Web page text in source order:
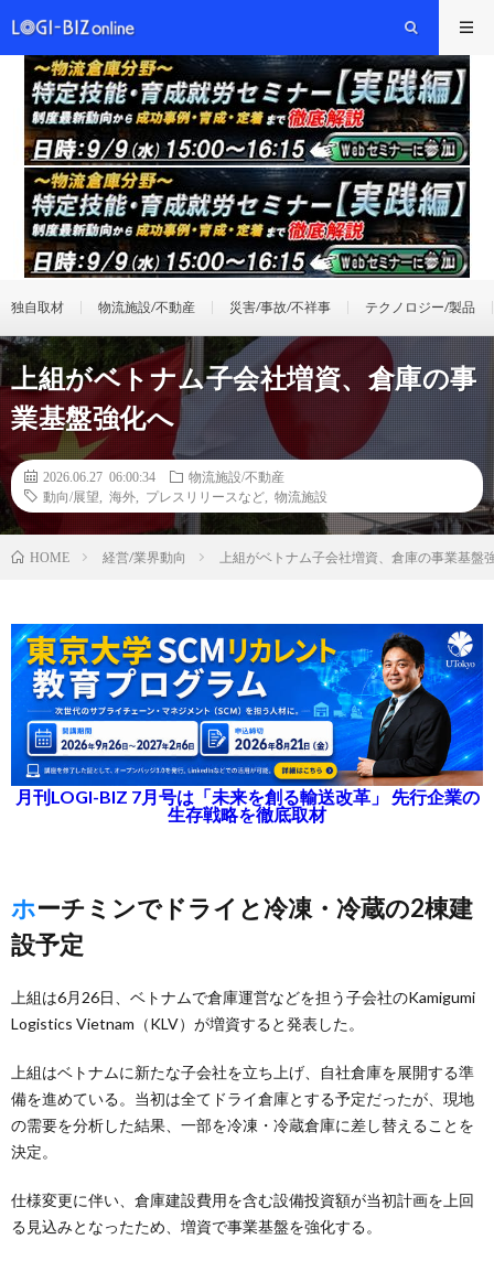
独自取材 物流施設/不動産 災害/事故/不祥事 テクノロジー/製品
上組がベトナム子会社増資、倉庫の事
業基盤強化へ
2026.06.27 06:00:34
物流施設/不動産
動向/展望
海外 プレスリリースなど 物流施設
HOME 経営/業界動向 上組がベトナム子会社増資、倉庫の事業基盤
月刊LOGI-BIZ 7月号は「未来を創る輸送改革」 先行企業の
生存戦略を徹底取材
ホーチミンでドライと冷凍・冷蔵の2棟建
設予定
上組は6月26日、ベトナムで倉庫運営などを担う子会社のKamigumi
Logistics Vietnam（KLV）が増資すると発表した。
上組はベトナムに新たな子会社を立ち上げ、自社倉庫を展開する準
備を進めている。当初は全てドライ倉庫とする予定だったが、現地
の需要を分析した結果、一部を冷凍・冷蔵倉庫に差し替えることを
決定。
仕様変更に伴い、倉庫建設費用を含む設備投資額が当初計画を上回
る見込みとなったため、増資で事業基盤を強化する。